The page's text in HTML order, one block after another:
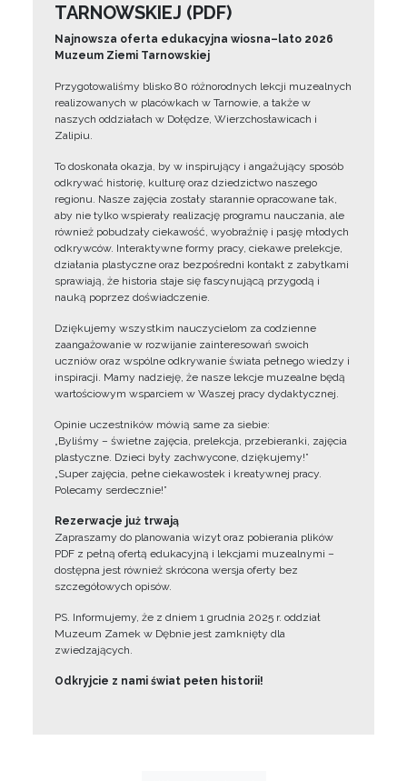
TARNOWSKIEJ (PDF)
Najnowsza oferta edukacyjna wiosna–lato 2026
Muzeum Ziemi Tarnowskiej
Przygotowaliśmy blisko 80 różnorodnych lekcji muzealnych
realizowanych w placówkach w Tarnowie, a także w
naszych oddziałach w Dołędze, Wierzchosławicach i
Zalipiu.
To doskonała okazja, by w inspirujący i angażujący sposób
odkrywać historię, kulturę oraz dziedzictwo naszego
regionu. Nasze zajęcia zostały starannie opracowane tak,
aby nie tylko wspierały realizację programu nauczania, ale
również pobudzały ciekawość, wyobraźnię i pasję młodych
odkrywców. Interaktywne formy pracy, ciekawe prelekcje,
działania plastyczne oraz bezpośredni kontakt z zabytkami
sprawiają, że historia staje się fascynującą przygodą i
nauką poprzez doświadczenie.
Dziękujemy wszystkim nauczycielom za codzienne
zaangażowanie w rozwijanie zainteresowań swoich
uczniów oraz wspólne odkrywanie świata pełnego wiedzy i
inspiracji. Mamy nadzieję, że nasze lekcje muzealne będą
wartościowym wsparciem w Waszej pracy dydaktycznej.
Opinie uczestników mówią same za siebie:
„Byliśmy – świetne zajęcia, prelekcja, przebieranki, zajęcia
plastyczne. Dzieci były zachwycone, dziękujemy!”
„Super zajęcia, pełne ciekawostek i kreatywnej pracy.
Polecamy serdecznie!”
Rezerwacje już trwają
Zapraszamy do planowania wizyt oraz pobierania plików
PDF z pełną ofertą edukacyjną i lekcjami muzealnymi –
dostępna jest również skrócona wersja oferty bez
szczegółowych opisów.
PS. Informujemy, że z dniem 1 grudnia 2025 r. oddział
Muzeum Zamek w Dębnie jest zamknięty dla
zwiedzających.
Odkryjcie z nami świat pełen historii!